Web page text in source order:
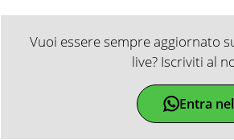
Vuoi essere sempre aggiornato
live? Iscriviti al
Entra